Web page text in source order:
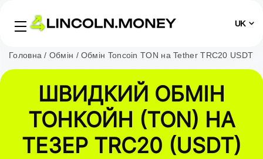
UK
Головна Обмін Обмін Toncoin TON на Tether TRC20 USDT
ШВИДКИЙ ОБМІН
ТОНКОЙН (TON) НА
ТЕЗЕР TRC20 (USDT)